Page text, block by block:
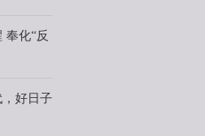
奉化“反
好日子